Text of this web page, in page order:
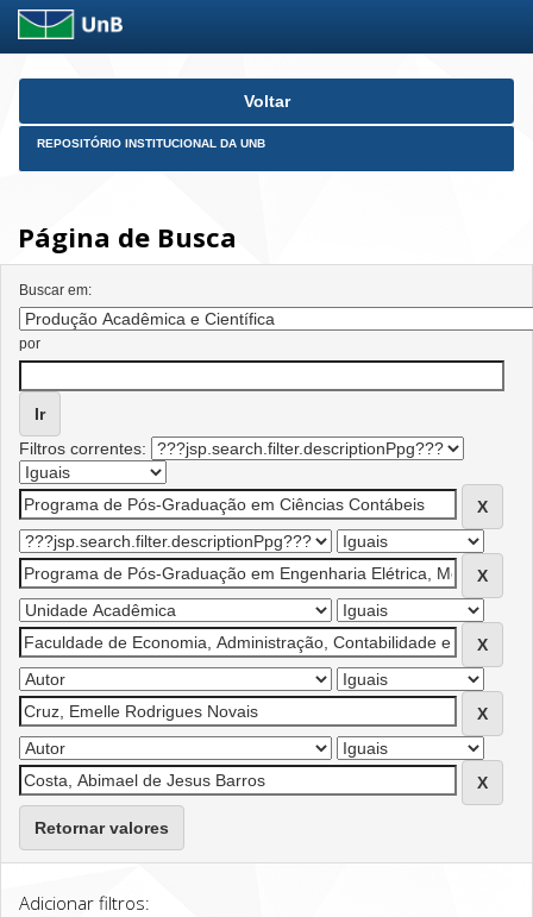
Skip
Voltar
REPOSITÓRIO INSTITUCIONAL DA UNB
Página de Busca
Buscar em:
por
Filtros correntes:
Retornar valores
Adicionar filtros: